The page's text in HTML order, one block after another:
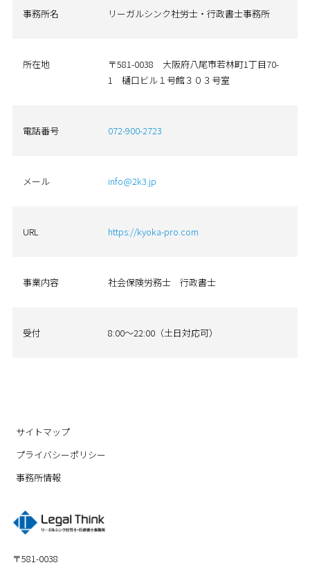
事務所名 リーガルシンク社労士・行政書士事務所
所在地
〒581-0038 大阪府八尾市若林町1丁目70-
1 樋口ビル１号館３０３号室
電話番号 072-900-2723
メール info@2k3.jp
URL https://kyoka-pro.com
事業内容 社会保険労務士 行政書士
受付 8:00～22:00（土日対応可）
〒581-0038
サイトマップ
プライバシーポリシー
事務所情報